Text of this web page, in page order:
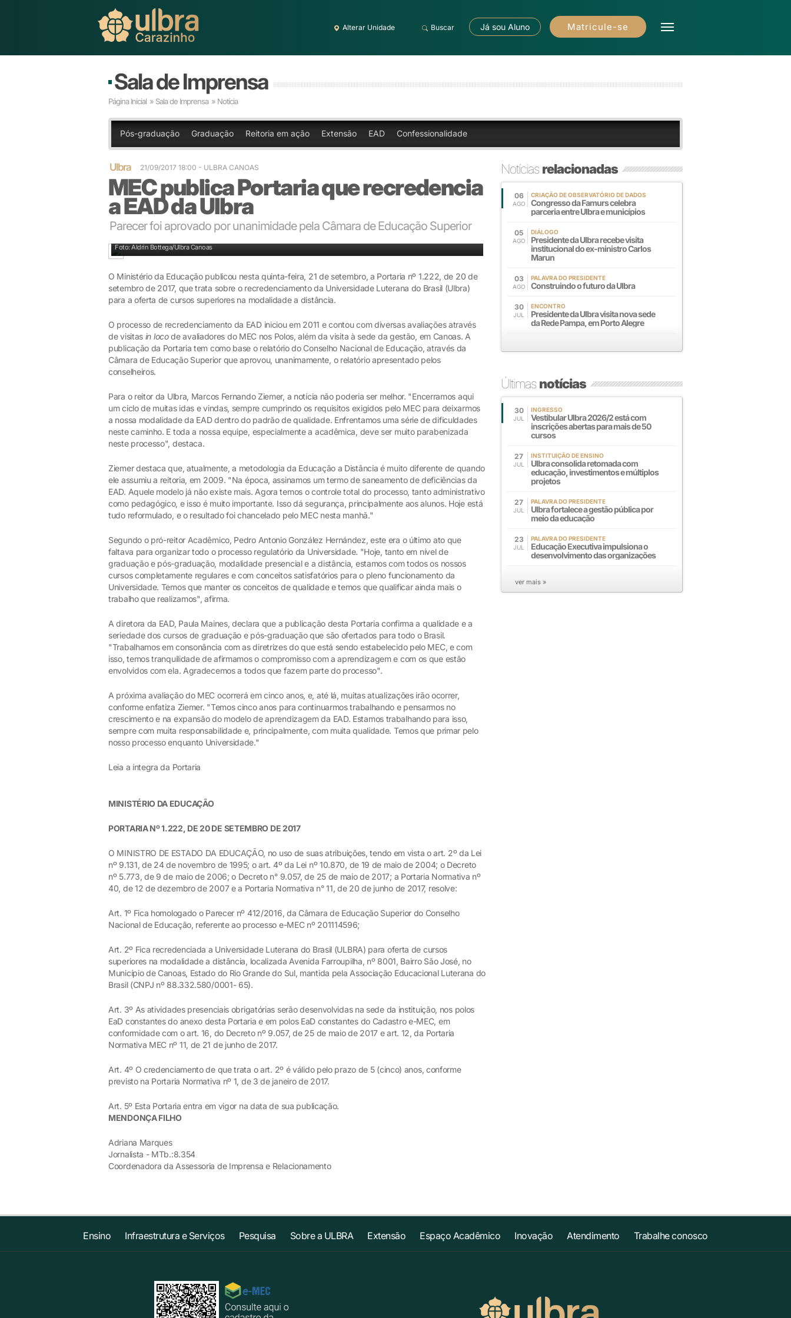
Alterar Unidade Buscar Já sou Aluno Matricule-se
Sala de Imprensa
Página Inicial » Sala de Imprensa » Notícia
Pós-graduação Graduação Reitoria em ação Extensão EAD Confessionalidade
Ulbra 21/09/2017 18:00 - ULBRA CANOAS
MEC publica Portaria que recredencia
a EAD da Ulbra
Parecer foi aprovado por unanimidade pela Câmara de Educação Superior
Foto: Aldrin Bottega/Ulbra Canoas
O Ministério da Educação publicou nesta quinta-feira, 21 de setembro, a Portaria nº 1.222, de 20 de
setembro de 2017, que trata sobre o recredenciamento da Universidade Luterana do Brasil (Ulbra)
para a oferta de cursos superiores na modalidade a distância.
O processo de recredenciamento da EAD iniciou em 2011 e contou com diversas avaliações através
de visitas in locode avaliadores do MEC nos Polos, além da visita à sede da gestão, em Canoas. A
publicação da Portaria tem como base o relatório do Conselho Nacional de Educação, através da
Câmara de Educação Superior que aprovou, unanimamente, o relatório apresentado pelos
conselheiros.
Para o reitor da Ulbra, Marcos Fernando Ziemer, a notícia não poderia ser melhor. "Encerramos aqui
um ciclo de muitas idas e vindas, sempre cumprindo os requisitos exigidos pelo MEC para deixarmos
a nossa modalidade da EAD dentro do padrão de qualidade. Enfrentamos uma série de dificuldades
neste caminho. E toda a nossa equipe, especialmente a acadêmica, deve ser muito parabenizada
neste processo", destaca.
Ziemer destaca que, atualmente, a metodologia da Educação a Distância é muito diferente de quando
ele assumiu a reitoria, em 2009. "Na época, assinamos um termo de saneamento de deficiências da
EAD. Aquele modelo já não existe mais. Agora temos o controle total do processo, tanto administrativo
como pedagógico, e isso é muito importante. Isso dá segurança, principalmente aos alunos. Hoje está
tudo reformulado, e o resultado foi chancelado pelo MEC nesta manhã."
Segundo o pró-reitor Acadêmico, Pedro Antonio González Hernández, este era o último ato que
faltava para organizar todo o processo regulatório da Universidade. "Hoje, tanto em nível de
graduação e pós-graduação, modalidade presencial e a distância, estamos com todos os nossos
cursos completamente regulares e com conceitos satisfatórios para o pleno funcionamento da
Universidade. Temos que manter os conceitos de qualidade e temos que qualificar ainda mais o
trabalho que realizamos", afirma.
A diretora da EAD, Paula Maines, declara que a publicação desta Portaria confirma a qualidade e a
seriedade dos cursos de graduação e pós-graduação que são ofertados para todo o Brasil.
"Trabalhamos em consonância com as diretrizes do que está sendo estabelecido pelo MEC, e com
isso, temos tranquilidade de afirmamos o compromisso com a aprendizagem e com os que estão
envolvidos com ela. Agradecemos a todos que fazem parte do processo".
A próxima avaliação do MEC ocorrerá em cinco anos, e, até lá, muitas atualizações irão ocorrer,
conforme enfatiza Ziemer. "Temos cinco anos para continuarmos trabalhando e pensarmos no
crescimento e na expansão do modelo de aprendizagem da EAD. Estamos trabalhando para isso,
sempre com muita responsabilidade e, principalmente, com muita qualidade. Temos que primar pelo
nosso processo enquanto Universidade."
Leia a íntegra da Portaria
MINISTÉRIO DA EDUCAÇÃO
PORTARIA Nº 1.222, DE 20 DE SETEMBRO DE 2017
O MINISTRO DE ESTADO DA EDUCAÇÃO, no uso de suas atribuições, tendo em vista o art. 2º da Lei
nº 9.131, de 24 de novembro de 1995; o art. 4º da Lei nº 10.870, de 19 de maio de 2004; o Decreto
nº 5.773, de 9 de maio de 2006; o Decreto n° 9.057, de 25 de maio de 2017; a Portaria Normativa nº
40, de 12 de dezembro de 2007 e a Portaria Normativa n° 11, de 20 de junho de 2017, resolve:
Art. 1º Fica homologado o Parecer nº 412/2016, da Câmara de Educação Superior do Conselho
Nacional de Educação, referente ao processo e-MEC nº 201114596;
Art. 2º Fica recredenciada a Universidade Luterana do Brasil (ULBRA) para oferta de cursos
superiores na modalidade a distância, localizada Avenida Farroupilha, nº 8001, Bairro São José, no
Município de Canoas, Estado do Rio Grande do Sul, mantida pela Associação Educacional Luterana do
Brasil (CNPJ nº 88.332.580/0001- 65).
Art. 3º As atividades presenciais obrigatórias serão desenvolvidas na sede da instituição, nos polos
EaD constantes do anexo desta Portaria e em polos EaD constantes do Cadastro e-MEC, em
conformidade com o art. 16, do Decreto nº 9.057, de 25 de maio de 2017 e art. 12, da Portaria
Normativa MEC nº 11, de 21 de junho de 2017.
Art. 4º O credenciamento de que trata o art. 2º é válido pelo prazo de 5 (cinco) anos, conforme
previsto na Portaria Normativa nº 1, de 3 de janeiro de 2017.
Art. 5º Esta Portaria entra em vigor na data de sua publicação.
MENDONÇA FILHO
Adriana Marques
Jornalista - MTb.:8.354
Coordenadora da Assessoria de Imprensa e Relacionamento
Notíciasrelacionadas
06
AGO
CRIAÇÃO DE OBSERVATÓRIO DE DADOS
Congresso da Famurs celebra
parceria entre Ulbra e municípios
05
AGO
DIÁLOGO
Presidente da Ulbra recebe visita
institucional do ex-ministro Carlos
Marun
03
AGO
PALAVRA DO PRESIDENTE
Construindo o futuro da Ulbra
30
JUL
ENCONTRO
Presidente da Ulbra visita nova sede
da Rede Pampa, em Porto Alegre
Últimasnotícias
30
JUL
INGRESSO
Vestibular Ulbra 2026/2 está com
inscrições abertas para mais de 50
cursos
27
JUL
INSTITUIÇÃO DE ENSINO
Ulbra consolida retomada com
educação, investimentos e múltiplos
projetos
27
JUL
PALAVRA DO PRESIDENTE
Ulbra fortalece a gestão pública por
meio da educação
23
JUL
PALAVRA DO PRESIDENTE
Educação Executiva impulsiona o
desenvolvimento das organizações
ver mais »
Ensino Infraestrutura e Serviços Pesquisa Sobre a ULBRA Extensão Espaço Acadêmico Inovação Atendimento Trabalhe conosco